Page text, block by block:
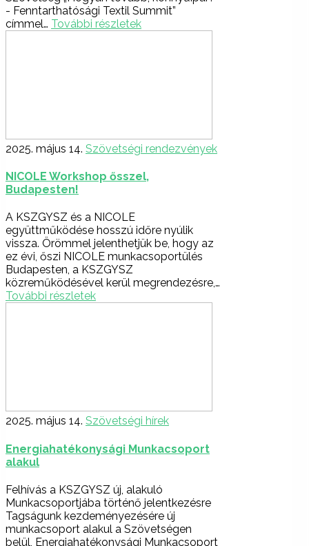
- Fenntarthatósági Textil Summit”
címmel… További részletek
2025. május 14. Szövetségi rendezvények
NICOLE Workshop ősszel,
Budapesten!
A KSZGYSZ és a NICOLE
együttműködése hosszú időre nyúlik
vissza. Örömmel jelenthetjük be, hogy az
ez évi, őszi NICOLE munkacsoportülés
Budapesten, a KSZGYSZ
közreműködésével kerül megrendezésre,…
További részletek
2025. május 14. Szövetségi hírek
Energiahatékonysági Munkacsoport
alakul
Felhívás a KSZGYSZ új, alakuló
Munkacsoportjába történő jelentkezésre
Tagságunk kezdeményezésére új
munkacsoport alakul a Szövetségen
belül, Energiahatékonysági Munkacsoport